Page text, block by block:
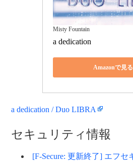
Misty Fountain
a dedication
Amazonで見る
a dedication / Duo LIBRA
セキュリティ情報
[F-Secure: 更新終了] エフセ